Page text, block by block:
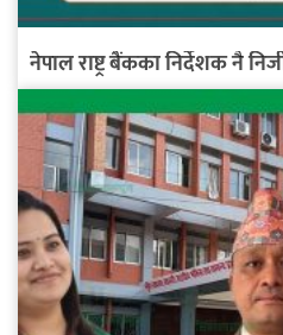
नेपाल राष्ट्र बैंकका निर्देशक नै